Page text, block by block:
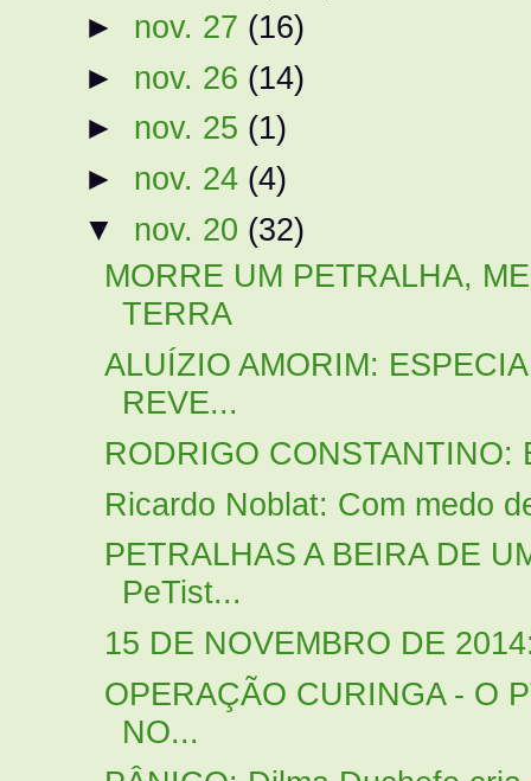
► nov. 27 (16)
► nov. 26 (14)
► nov. 25 (1)
► nov. 24 (4)
▼ nov. 20 (32)
MORRE UM PETRALHA,
TERRA
ALUÍZIO AMORIM:
REVE...
RODRIGO
Ricardo Noblat: Com medo
PETRALHAS A BEIRA DE
PeTist...
15 DE NOVEMBRO DE
OPERAÇÃO CURINGA - O
NO...